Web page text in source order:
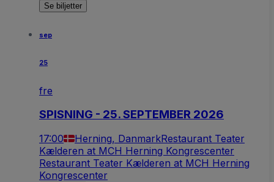
Se biljetter
sep
25
fre
SPISNING - 25. SEPTEMBER 2026
17:00 Herning, DanmarkRestaurant Teater
Kælderen at MCH Herning Kongrescenter
Restaurant Teater Kælderen at MCH Herning
Kongrescenter